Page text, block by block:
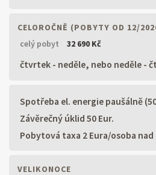
CELOROČNĚ (POBYTY OD 12/
celý pobyt
32 690 Kč
čtvrtek - neděle, nebo neděle -
Spotřeba el. energie paušálně
Závěrečný úklid 50 Eur.
Pobytová taxa 2 Eura/osoba
VELIKONOCE